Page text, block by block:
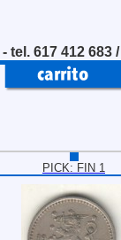
- tel. 617 412 683
PICK: FIN 1